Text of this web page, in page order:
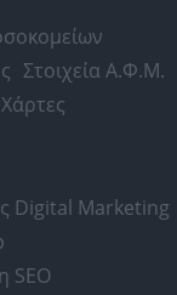
Στοιχεία Α.Φ.Μ.
Χάρτες
Digital Marketing
SEO